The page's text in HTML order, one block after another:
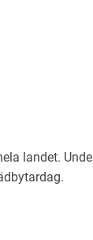
landet.